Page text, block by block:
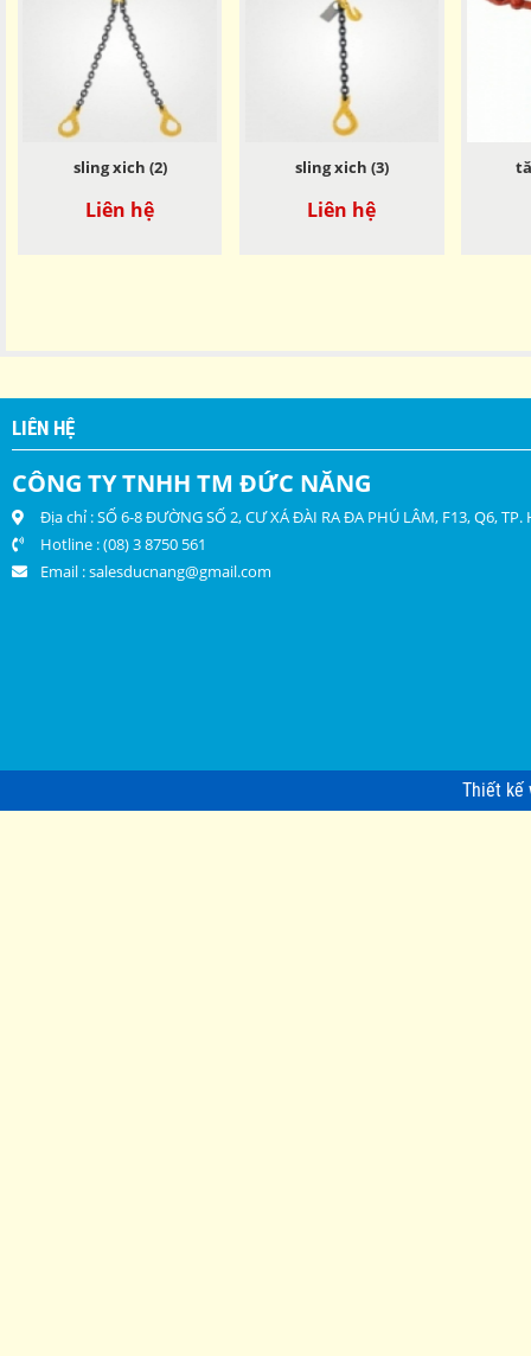
sling xich (2)
Liên hệ
sling xich (3)
Liên hệ
LIÊN HỆ
CÔNG TY TNHH TM ĐỨC NĂNG
Địa chỉ : SỐ 6-8 ĐƯỜNG SỐ 2, CƯ XÁ ĐÀI RA ĐA PHÚ LÂM, F13, Q6, TP.
Hotline : (08) 3 8750 561
Email :salesducnang@gmail.com
Thiết kế